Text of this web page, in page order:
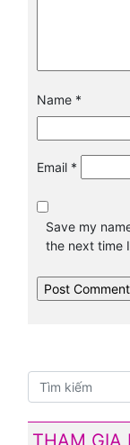
Name *
Email *
Save my
the next time